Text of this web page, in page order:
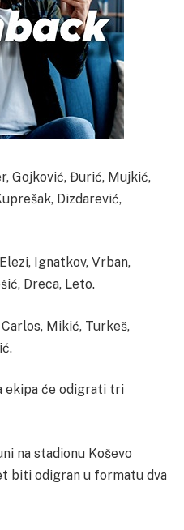
Gojković, Đurić, Mujkić,
Dizdarević,
Ignatkov, Vrban,
Dreca, Leto.
Mikić, Turkeš,
ekipa će odigrati tri
na stadionu Koševo
biti odigran u formatu dva